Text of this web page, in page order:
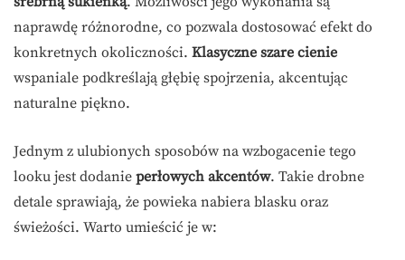
naprawdę różnorodne, co pozwala dostosować efekt do
konkretnych okoliczności. Klasyczne szare cienie
wspaniale podkreślają głębię spojrzenia, akcentując
naturalne piękno.
Jednym z ulubionych sposobów na wzbogacenie tego
looku jest dodanie perłowych akcentów. Takie drobne
detale sprawiają, że powieka nabiera blasku oraz
świeżości. Warto umieścić je w: